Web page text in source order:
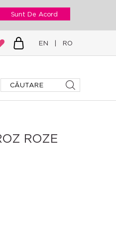
Sunt De Acord
EN | RO
ROZE